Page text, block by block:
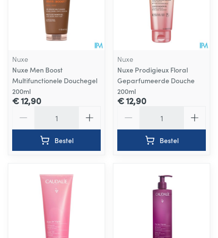
Nuxe
Nuxe Men Boost
Multifunctionele Douchegel
200ml
€ 12,90
Bestel
Nuxe
Nuxe Prodigieux Floral
Geparfumeerde Douche
200ml
€ 12,90
Bestel